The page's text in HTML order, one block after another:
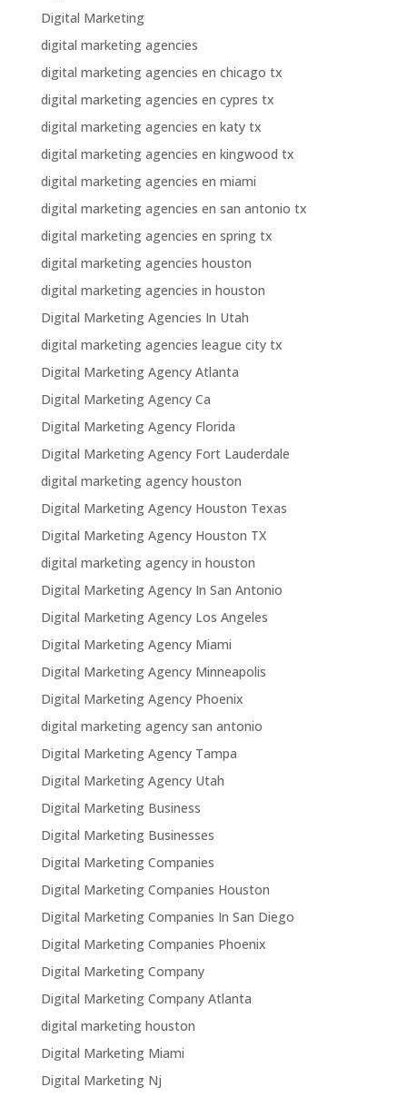
Digital Marketing
digital marketing agencies
digital marketing agencies en chicago tx
digital marketing agencies en cypres tx
digital marketing agencies en katy tx
digital marketing agencies en kingwood tx
digital marketing agencies en miami
digital marketing agencies en san antonio tx
digital marketing agencies en spring tx
digital marketing agencies houston
digital marketing agencies in houston
Digital Marketing Agencies In Utah
digital marketing agencies league city tx
Digital Marketing Agency Atlanta
Digital Marketing Agency Ca
Digital Marketing Agency Florida
Digital Marketing Agency Fort Lauderdale
digital marketing agency houston
Digital Marketing Agency Houston Texas
Digital Marketing Agency Houston TX
digital marketing agency in houston
Digital Marketing Agency In San Antonio
Digital Marketing Agency Los Angeles
Digital Marketing Agency Miami
Digital Marketing Agency Minneapolis
Digital Marketing Agency Phoenix
digital marketing agency san antonio
Digital Marketing Agency Tampa
Digital Marketing Agency Utah
Digital Marketing Business
Digital Marketing Businesses
Digital Marketing Companies
Digital Marketing Companies Houston
Digital Marketing Companies In San Diego
Digital Marketing Companies Phoenix
Digital Marketing Company
Digital Marketing Company Atlanta
digital marketing houston
Digital Marketing Miami
Digital Marketing Nj